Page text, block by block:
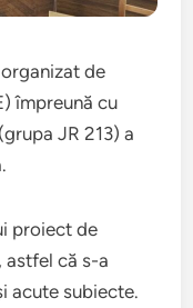
de
împreună cu
JR 213) a
proiect de
astfel că s-a
acute subiecte.